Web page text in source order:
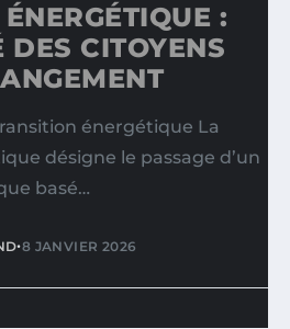
:
DES CITOYENS
énergétique La
désigne le passage d’un
basé…
•8 JANVIER 2026